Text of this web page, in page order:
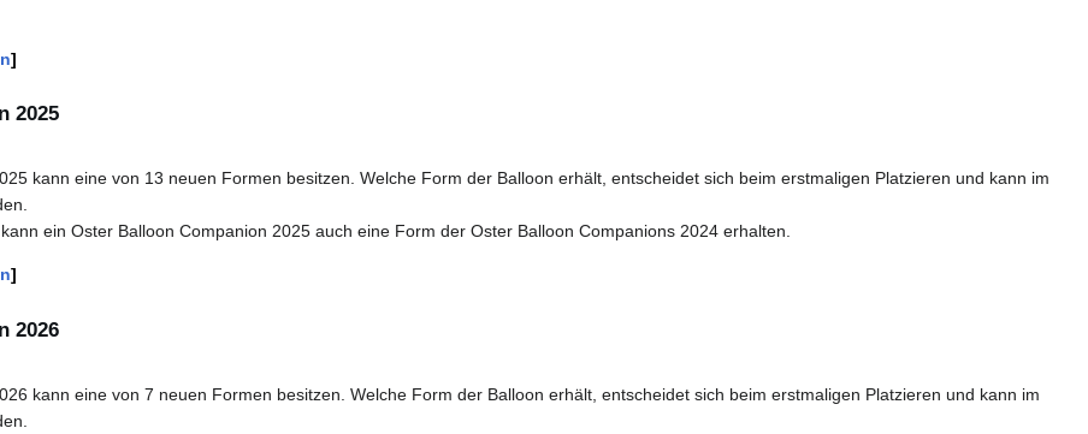
2025
kann eine von 13 neuen Formen besitzen. Welche Form der Balloon erhält, entscheidet sich beim erstmaligen Platzieren und kann im
ein Oster Balloon Companion 2025 auch eine Form der Oster Balloon Companions 2024 erhalten.
2026
kann eine von 7 neuen Formen besitzen. Welche Form der Balloon erhält, entscheidet sich beim erstmaligen Platzieren und kann im